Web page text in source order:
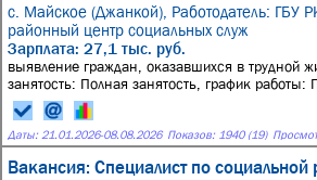
с. Майское (Джанкой), Работодатель: ГБУ
районный центр социальных служ
Зарплата: 27,1 тыс. руб.
выявление граждан, оказавшихся в трудной
занятость: Полная занятость, график
Даты: 21.01.2026-08.08.2026 Показов: 1940 (19)
Вакансия: Специалист по социальной